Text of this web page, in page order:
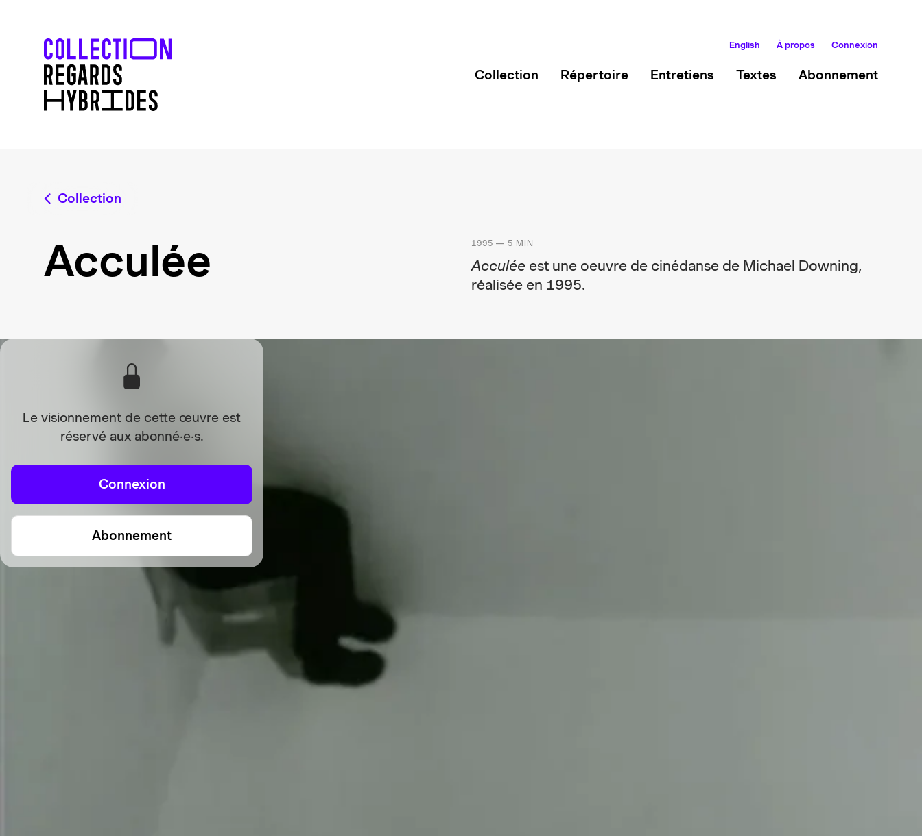
English À propos Connexion
Collection Répertoire Entretiens Textes Abonnement
Collection
Acculée 1995 — 5 MIN
Acculée est une oeuvre de cinédanse de Michael Downing,
réalisée en 1995.
Le visionnement de cette œuvre est
réservé aux abonné·e·s.
Connexion
Abonnement